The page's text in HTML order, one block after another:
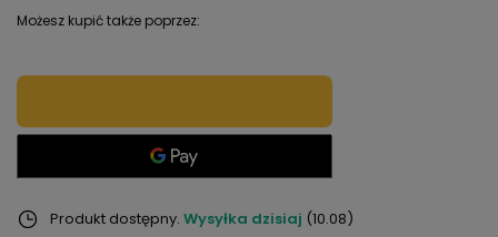
Możesz kupić także poprzez:
Produkt dostępny Wysyłka dzisiaj (10.08)